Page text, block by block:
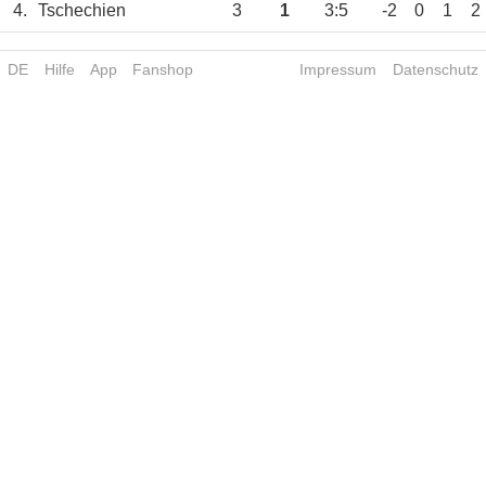
4. Tschechien 3 1 3:5 -2 0 1 2
DE Hilfe App Fanshop Impressum Datenschutz